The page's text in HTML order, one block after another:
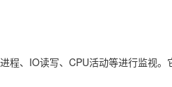
程、IO读写、CPU活动等进行监视。